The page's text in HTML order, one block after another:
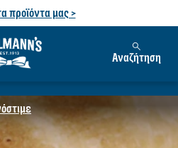
προϊόντα μας >
Αναζήτηση